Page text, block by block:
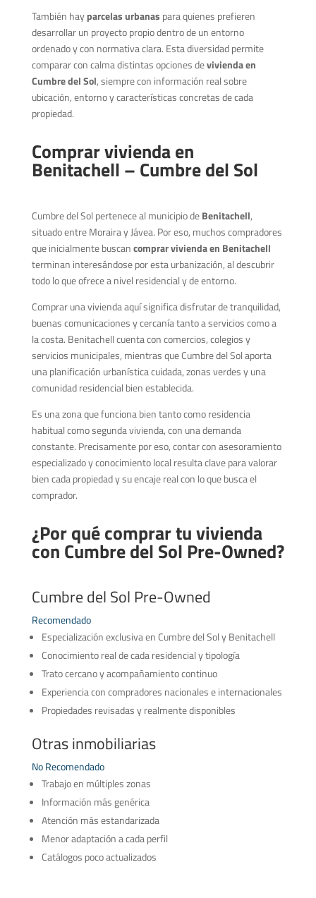
También hayparcelas urbanas para quienes prefieren
desarrollar un proyecto propio dentro de un entorno
ordenado y con normativa clara. Esta diversidad permite
comparar con calma distintas opciones devivienda en
Cumbre del Sol, siempre con información real sobre
ubicación, entorno y características concretas de cada
propiedad.
Comprar vivienda en
Benitachell – Cumbre del Sol
Cumbre del Sol pertenece al municipio deBenitachell,
situado entre Moraira y Jávea. Por eso, muchos compradores
que inicialmente buscancomprar vivienda en Benitachell
terminan interesándose por esta urbanización, al descubrir
todo lo que ofrece a nivel residencial y de entorno.
Comprar una vivienda aquí significa disfrutar de tranquilidad,
buenas comunicaciones y cercanía tanto a servicios como a
la costa. Benitachell cuenta con comercios, colegios y
servicios municipales, mientras que Cumbre del Sol aporta
una planificación urbanística cuidada, zonas verdes y una
comunidad residencial bien establecida.
Es una zona que funciona bien tanto como residencia
habitual como segunda vivienda, con una demanda
constante. Precisamente por eso, contar con asesoramiento
especializado y conocimiento local resulta clave para valorar
bien cada propiedad y su encaje real con lo que busca el
comprador.
¿Por qué comprar tu vivienda
con Cumbre del Sol Pre-Owned?
Cumbre del Sol Pre-Owned
Recomendado
Especialización exclusiva en Cumbre del Sol y Benitachell
Conocimiento real de cada residencial y tipología
Trato cercano y acompañamiento continuo
Experiencia con compradores nacionales e internacionales
Propiedades revisadas y realmente disponibles
Otras inmobiliarias
No Recomendado
Trabajo en múltiples zonas
Información más genérica
Atención más estandarizada
Menor adaptación a cada perfil
Catálogos poco actualizados